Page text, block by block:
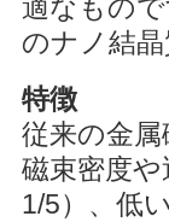
適なもの
のナノ結
特徴
従来の金
磁束密度
1/5）、低